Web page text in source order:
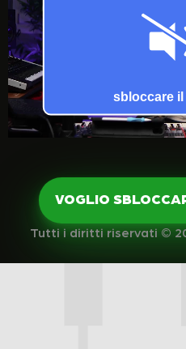
VOGLIO
Tutti i diritti riservati ©